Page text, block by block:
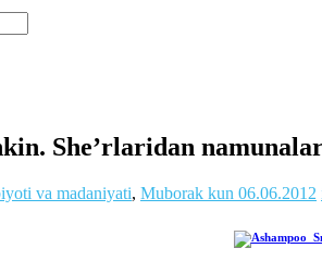
She’rlaridan
va madaniyati, Muborak kun 06.06.2012